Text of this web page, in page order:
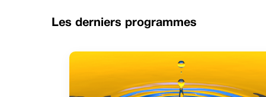
Les derniers programmes